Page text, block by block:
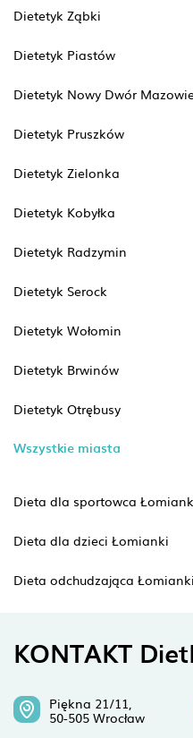
Dietetyk Ząbki
Dietetyk Piastów
Dietetyk Nowy Dwór
Dietetyk Pruszków
Dietetyk Zielonka
Dietetyk Kobyłka
Dietetyk Radzymin
Dietetyk Serock
Dietetyk Wołomin
Dietetyk Brwinów
Dietetyk Otrębusy
Wszystkie miasta
Dieta dla sportowca
Dieta dla dzieci Łomianki
Dieta odchudzająca Łomianki
KONTAKT
Piękna 21/11,
50-505 Wrocław